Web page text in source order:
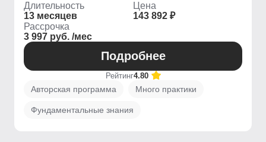
Длительность
13 месяцев
Цена
143 892 ₽
Рассрочка
3 997 руб. /мес
Подробнее
Рейтинг4.80
Авторская программа Много практики
Фундаментальные знания